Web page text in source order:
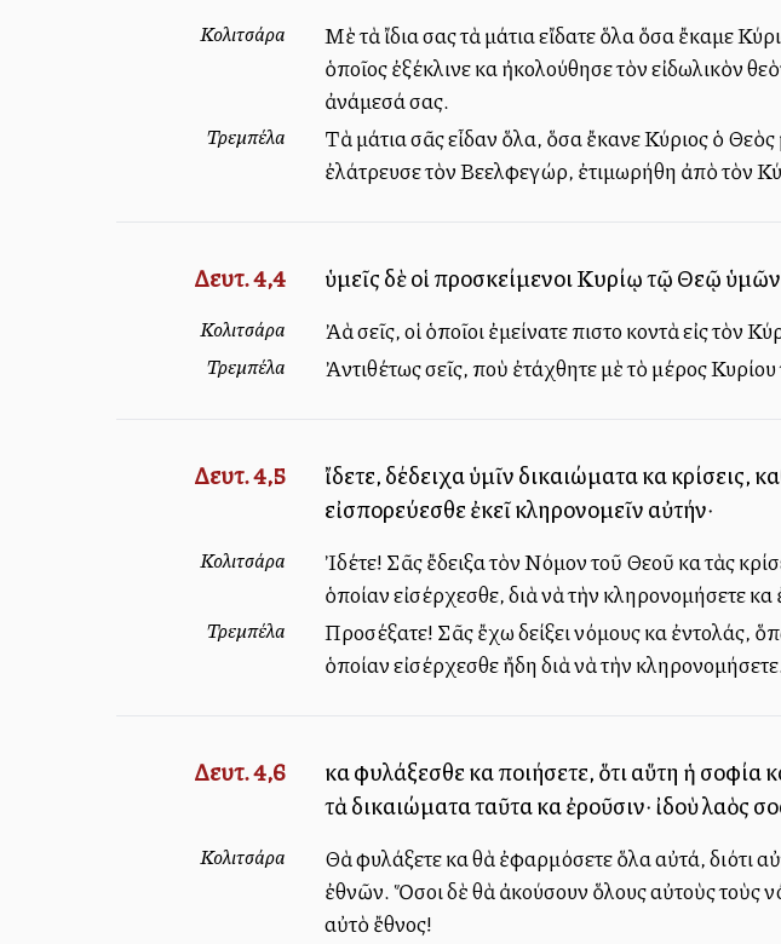
Κολιτσάρα
Μὲ τὰ ἴδια σας τὰ μάτια εἴδατε ὅλα ὅσα ἔκαμε
ὁποῖος ἐξέκλινε καὶ ἠκολούθησε τὸν εἰδωλικὸν
ἀνάμεσά σας.
Τρεμπέλα
Τὰ μάτια σᾶς εἶδαν ὅλα, ὅσα ἔκανε Κύριος ὁ
ἐλάτρευσε τὸν Βεελφεγώρ, ἐτιμωρήθη ἀπὸ τὸν
Δευτ. 4,4 ὑμεῖς δὲ οἱ προσκείμενοι Κυρίῳ τῷ Θεῷ
Κολιτσάρα Ἀλλὰ σεῖς, οἱ ὁποῖοι ἐμείνατε πιστοὶ κοντὰ εἰς τὸν
Τρεμπέλα Ἀντιθέτως σεῖς, ποὺ ἐτάχθητε μὲ τὸ μέρος
Δευτ. 4,5
ἴδετε, δέδειχα ὑμῖν δικαιώματα καὶ κρίσεις,
εἰσπορεύεσθε ἐκεῖ κληρονομεῖν αὐτήν·
Κολιτσάρα
Ἰδέτε! Σᾶς ἔδειξα τὸν Νόμον τοῦ Θεοῦ καὶ τὰς
ὁποίαν εἰσέρχεσθε, διὰ νὰ τὴν κληρονομήσετε
Τρεμπέλα
Προσέξατε! Σᾶς ἔχω δείξει νόμους καὶ ἐντολάς,
ὁποίαν εἰσέρχεσθε ἤδη διὰ νὰ τὴν
Δευτ. 4,6
καὶ φυλάξεσθε καὶ ποιήσετε, ὅτι αὕτη ἡ
τὰ δικαιώματα ταῦτα καὶ ἐροῦσιν· ἰδοὺ λαὸς
Κολιτσάρα
Θὰ φυλάξετε καὶ θὰ ἐφαρμόσετε ὅλα αὐτά, διότι
ἐθνῶν. Ὅσοι δὲ θὰ ἀκούσουν ὅλους αὐτοὺς τοὺς
αὐτὸ ἔθνος!